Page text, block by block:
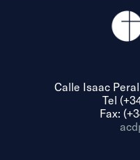
Calle Isaac
Tel
Fax: